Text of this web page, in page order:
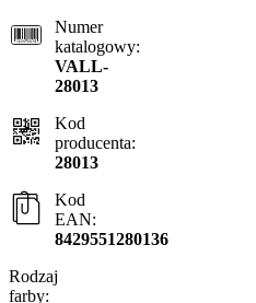
Numer
katalogowy:
VALL-
28013
Kod
producenta:
28013
Kod
EAN:
8429551280136
Rodzaj
farby: